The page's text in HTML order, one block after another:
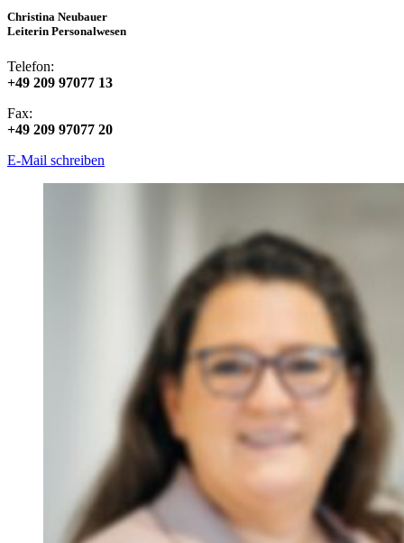
Christina Neubauer
Leiterin Personalwesen
Telefon:
+49 209 97077 13
Fax:
+49 209 97077 20
E-Mail schreiben